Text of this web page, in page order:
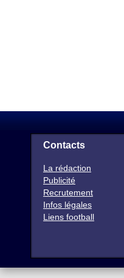
Contacts
La rédaction
Publicité
Recrutement
Infos légales
Liens football